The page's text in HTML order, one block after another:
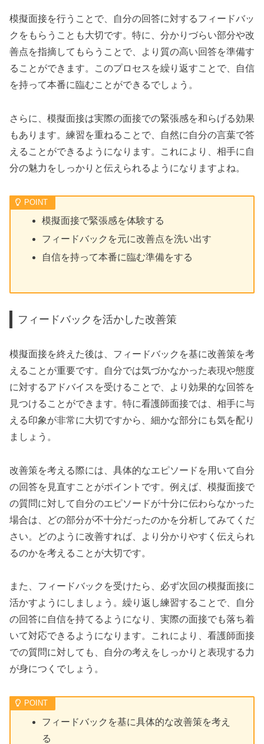
模擬面接を行うことで、自分の回答に対するフィードバッ
クをもらうことも大切です。特に、分かりづらい部分や改
善点を指摘してもらうことで、より質の高い回答を準備す
ることができます。このプロセスを繰り返すことで、自信
を持って本番に臨むことができるでしょう。
さらに、模擬面接は実際の面接での緊張感を和らげる効果
もあります。練習を重ねることで、自然に自分の言葉で答
えることができるようになります。これにより、相手に自
分の魅力をしっかりと伝えられるようになりますよね。
模擬面接で緊張感を体験する
フィードバックを元に改善点を洗い出す
自信を持って本番に臨む準備をする
フィードバックを活かした改善策
模擬面接を終えた後は、フィードバックを基に改善策を考
えることが重要です。自分では気づかなかった表現や態度
に対するアドバイスを受けることで、より効果的な回答を
見つけることができます。特に看護師面接では、相手に与
える印象が非常に大切ですから、細かな部分にも気を配り
ましょう。
改善策を考える際には、具体的なエピソードを用いて自分
の回答を見直すことがポイントです。例えば、模擬面接で
の質問に対して自分のエピソードが十分に伝わらなかった
場合は、どの部分が不十分だったのかを分析してみてくだ
さい。どのように改善すれば、より分かりやすく伝えられ
るのかを考えることが大切です。
また、フィードバックを受けたら、必ず次回の模擬面接に
活かすようにしましょう。繰り返し練習することで、自分
の回答に自信を持てるようになり、実際の面接でも落ち着
いて対応できるようになります。これにより、看護師面接
での質問に対しても、自分の考えをしっかりと表現する力
が身につくでしょう。
フィードバックを基に具体的な改善策を考え
る